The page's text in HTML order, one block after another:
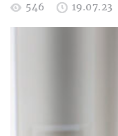
546 19.07.23